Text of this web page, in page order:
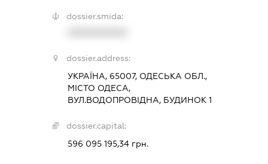
dossier.smida:
dossier.address:
УКРАЇНА, 65007, ОДЕСЬКА ОБЛ.,
МІСТО ОДЕСА,
ВУЛ.ВОДОПРОВІДНА, БУДИНОК 1
dossier.capital:
596 095 195,34 грн.